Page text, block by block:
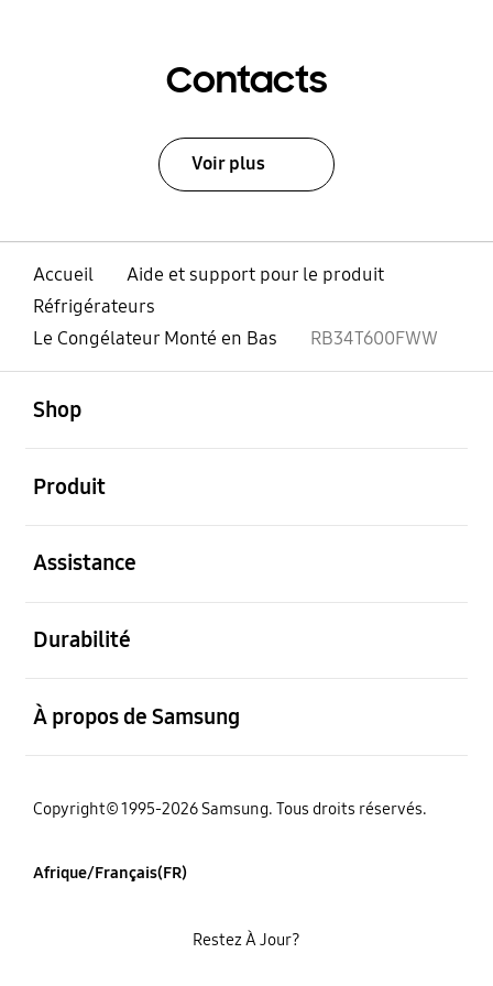
Contacts
Voir plus
Accueil
Aide et support pour le produit
Réfrigérateurs
Le Congélateur Monté en Bas
RB34T600FWW
Shop
Produit
Assistance
Durabilité
À propos de Samsung
Copyright© 1995-2026 Samsung. Tous droits réservés.
Afrique/Français(FR)
Restez À Jour?